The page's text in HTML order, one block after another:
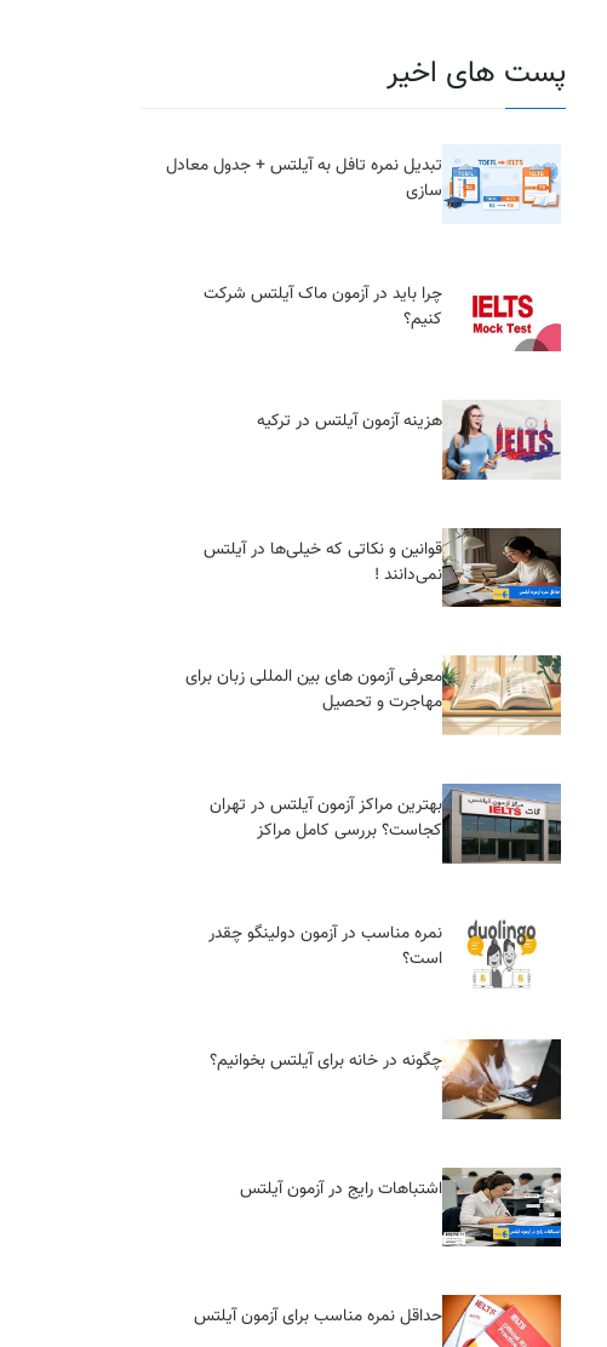
پست های اخیر
تبدیل نمره تافل به آیلتس + جدول معادل
سازی
چرا باید در آزمون ماک آیلتس شرکت
کنیم؟
هزینه آزمون آیلتس در ترکیه
قوانین و نکاتی که خیلی‌ها در آیلتس
نمی‌دانند !
معرفی آزمون‌ های بین المللی زبان برای
مهاجرت و تحصیل
بهترین مراکز آزمون آیلتس در تهران
کجاست؟ بررسی کامل مراکز
نمره مناسب در آزمون دولینگو چقدر
است؟
چگونه در خانه برای آیلتس بخوانیم؟
اشتباهات رایج در آزمون آیلتس
حداقل نمره مناسب برای آزمون آیلتس